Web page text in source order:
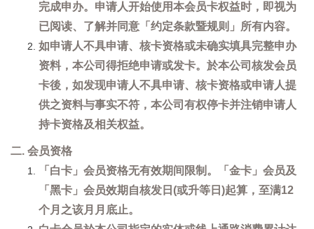
完成申办。申请人开始使用本会员卡权益时，即视为
已阅读、了解并同意「约定条款暨规则」所有内容。
如申请人不具申请、核卡资格或未确实填具完整申办
资料，本公司得拒绝申请或发卡。於本公司核发会员
卡後，如发现申请人不具申请、核卡资格或申请人提
供之资料与事实不符，本公司有权停卡并注销申请人
持卡资格及相关权益。
二. 会员资格
「白卡」会员资格无有效期间限制。「金卡」会员及
「黑卡」会员效期自核发日(或升等日)起算，至满12
个月之该月月底止。